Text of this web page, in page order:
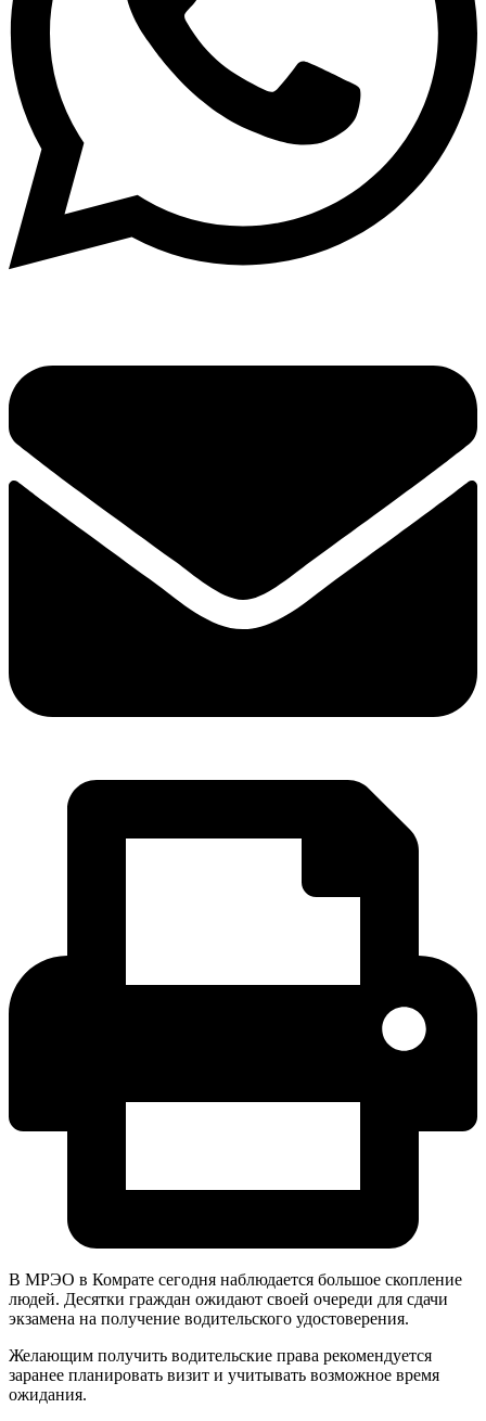
В МРЭО в Комрате сегодня наблюдается большое скопление
людей. Десятки граждан ожидают своей очереди для сдачи
экзамена на получение водительского удостоверения.
Желающим получить водительские права рекомендуется
заранее планировать визит и учитывать возможное время
ожидания.